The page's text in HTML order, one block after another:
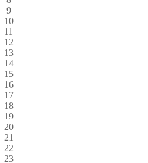
9
10
11
12
13
14
15
16
17
18
19
20
21
22
23